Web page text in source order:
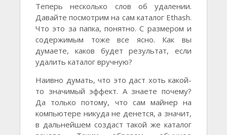
Теперь несколько слов об удалении.
Давайте посмотрим на сам каталог Ethash.
Что это за папка, понятно. С размером и
содержимым тоже все ясно. Как вы
думаете, каков будет результат, если
удалить каталог вручную?
Наивно думать, что это даст хоть какой-
то значимый эффект. А знаете почему?
Да только потому, что сам майнер на
компьютере никуда не денется, а значит,
в дальнейшем создаст такой же каталог